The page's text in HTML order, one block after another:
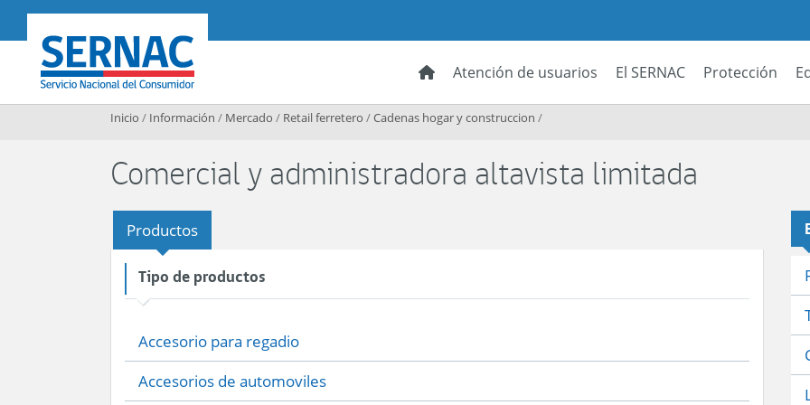
SERNAC
Atención de usuarios El SERNAC Protección
Inicio / Información / Mercado / Retail ferretero /Cadenas hogar y construccion /
Comercial y administradora altavista limitada
Productos
Tipo de productos
Accesorio para regadio
Accesorios de automoviles